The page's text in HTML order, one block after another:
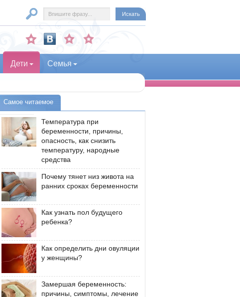
Дети Семья
Самое читаемое
Температура при
беременности, причины,
опасность, как снизить
температуру, народные
средства
Почему тянет низ живота на
ранних сроках беременности
Как узнать пол будущего
ребенка?
Как определить дни овуляции
у женщины?
Замершая беременность:
причины, симптомы, лечение